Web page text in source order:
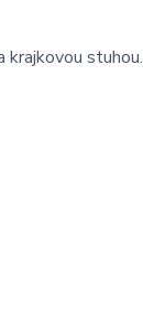
krajkovou stuhou.